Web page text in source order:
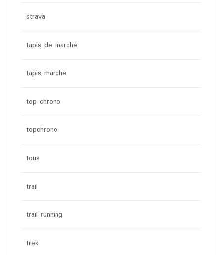
strava
tapis de marche
tapis marche
top chrono
topchrono
tous
trail
trail running
trek